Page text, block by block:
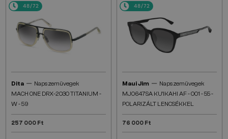
48/72
Dita — Napszemüvegek
MACH ONE DRX-2030 TITANIUM -
W - 59
257 000 Ft
48/72
Maui Jim — Napszemüvegek
MJ0647SA KU'IKAHI AF - 001 - 55 -
POLARIZÁLT LENCSÉKKEL
76 000 Ft